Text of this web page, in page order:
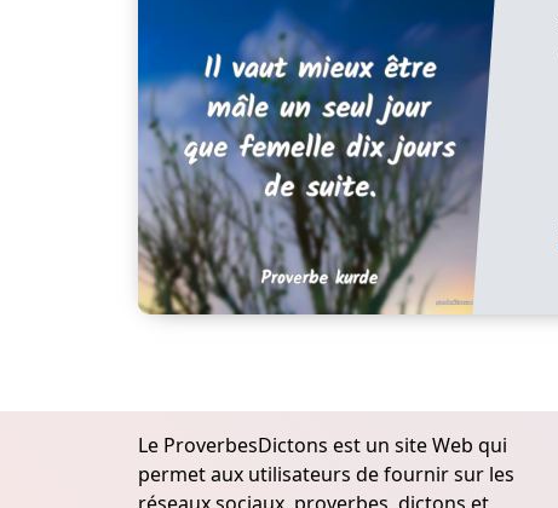
Le ProverbesDictons est un site Web qui
permet aux utilisateurs de fournir sur les